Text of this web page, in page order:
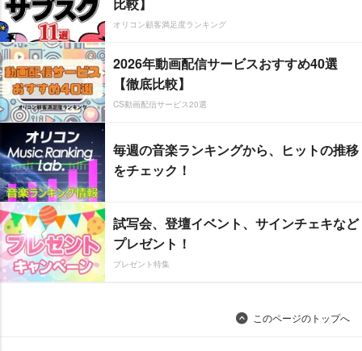
比較】
オリコン顧客満足度ランキング
2026年動画配信サービスおすすめ40選
【徹底比較】
CS動画配信サービス20選
毎週の音楽ランキングから、ヒットの推移
をチェック！
試写会、登壇イベント、サインチェキなど
プレゼント！
プレゼント特集
このページのトップへ